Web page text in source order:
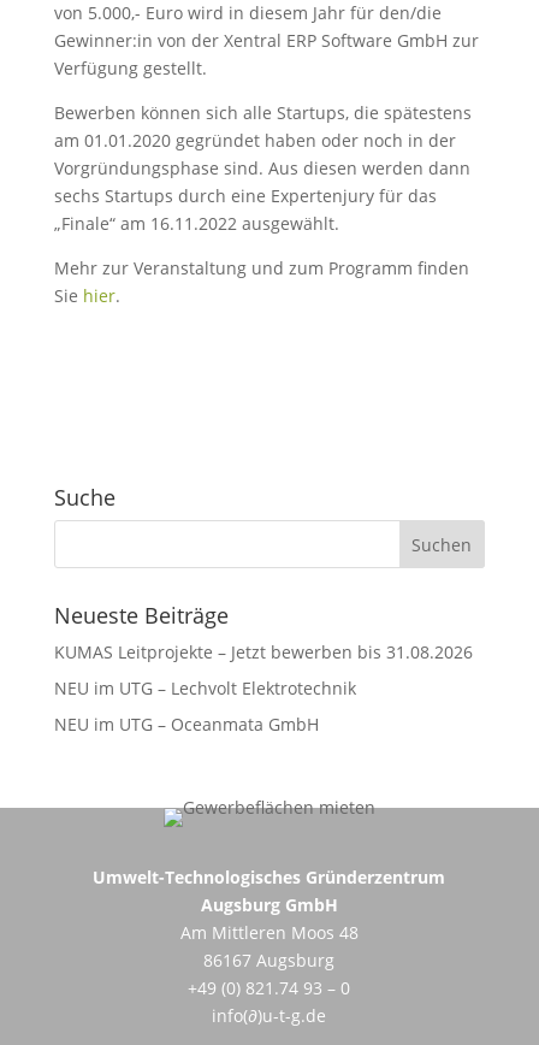
von 5.000,- Euro wird in diesem Jahr für den/die
Gewinner:in von der Xentral ERP Software GmbH zur
Verfügung gestellt.
Bewerben können sich alle Startups, die spätestens
am 01.01.2020 gegründet haben oder noch in der
Vorgründungsphase sind. Aus diesen werden dann
sechs Startups durch eine Expertenjury für das
„Finale“ am 16.11.2022 ausgewählt.
Mehr zur Veranstaltung und zum Programm finden
Sie hier.
Suche
Neueste Beiträge
KUMAS Leitprojekte – Jetzt bewerben bis 31.08.2026
NEU im UTG – Lechvolt Elektrotechnik
NEU im UTG – Oceanmata GmbH
Umwelt-Technologisches Gründerzentrum
Augsburg GmbH
Am Mittleren Moos 48
86167 Augsburg
+49 (0) 821.74 93 – 0
info(∂)u-t-g.de